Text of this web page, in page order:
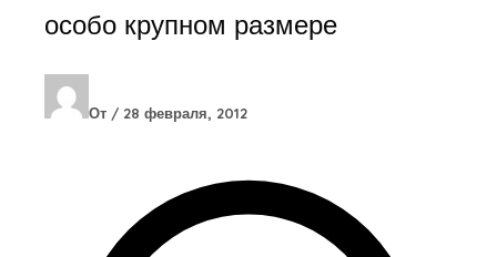
особо крупном размере
От / 28 февраля, 2012